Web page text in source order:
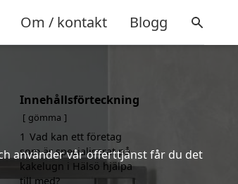
Om / kontakt Blogg
använder vår offerttjänst får du det
Innehållsförteckning
gömma
1 Vad kan ett företag
som är specialiserat på
kakelugn i Hälsö hjälpa
till med?